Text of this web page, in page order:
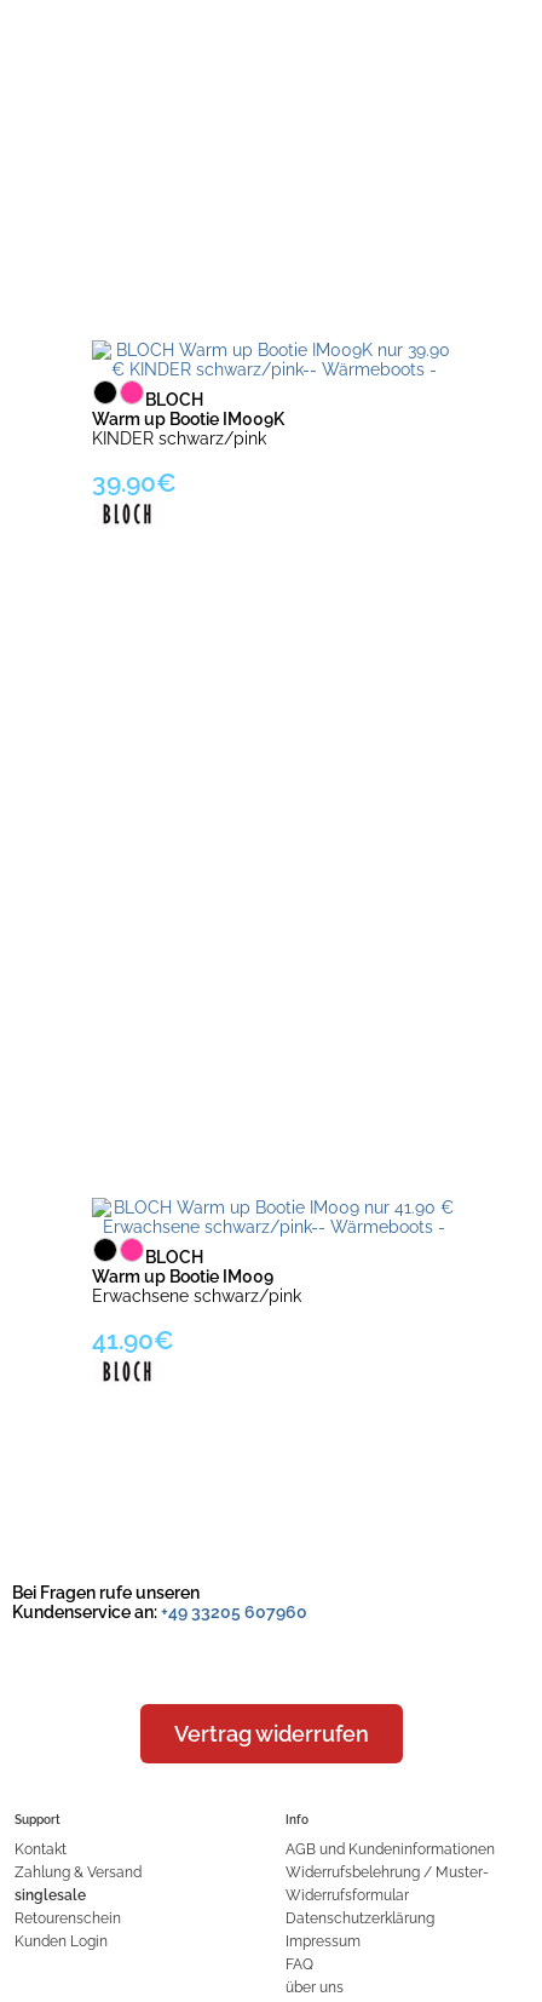
BLOCH
Warm up Bootie IM009K
KINDER schwarz/pink
39.90€
BLOCH
Warm up Bootie IM009
Erwachsene schwarz/pink
41.90€
Bei Fragen rufe unseren
Kundenservice an:+49 33205 607960
Vertrag widerrufen
Support
Kontakt
Zahlung & Versand
singlesale
Retourenschein
Kunden Login
Info
AGB und Kundeninformationen
Widerrufsbelehrung / Muster-
Widerrufsformular
Datenschutzerklärung
Impressum
FAQ
über uns